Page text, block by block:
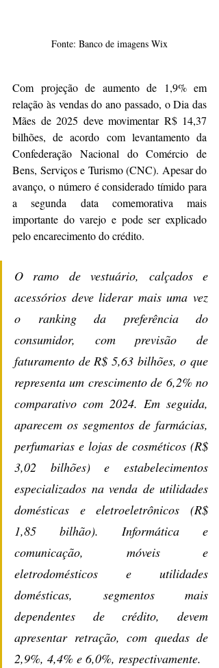
Fonte: Banco de imagens Wix
Com projeção de aumento de 1,9% em
relação às vendas do ano passado, o Dia das
Mães de 2025 deve movimentar R$ 14,37
bilhões, de acordo com levantamento da
Confederação Nacional do Comércio de
Bens, Serviços e Turismo (CNC). Apesar do
avanço, o número é considerado tímido para
a segunda data comemorativa mais
importante do varejo e pode ser explicado
pelo encarecimento do crédito.
O ramo de vestuário, calçados e
acessórios deve liderar mais uma vez
o ranking da preferência do
consumidor, com previsão de
faturamento de R$ 5,63 bilhões, o que
representa um crescimento de 6,2% no
comparativo com 2024. Em seguida,
aparecem os segmentos de farmácias,
perfumarias e lojas de cosméticos (R$
3,02 bilhões) e estabelecimentos
especializados na venda de utilidades
domésticas e eletroeletrônicos (R$
1,85 bilhão). Informática e
comunicação, móveis e
eletrodomésticos e utilidades
domésticas, segmentos mais
dependentes de crédito, devem
apresentar retração, com quedas de
2,9%, 4,4% e 6,0%, respectivamente.